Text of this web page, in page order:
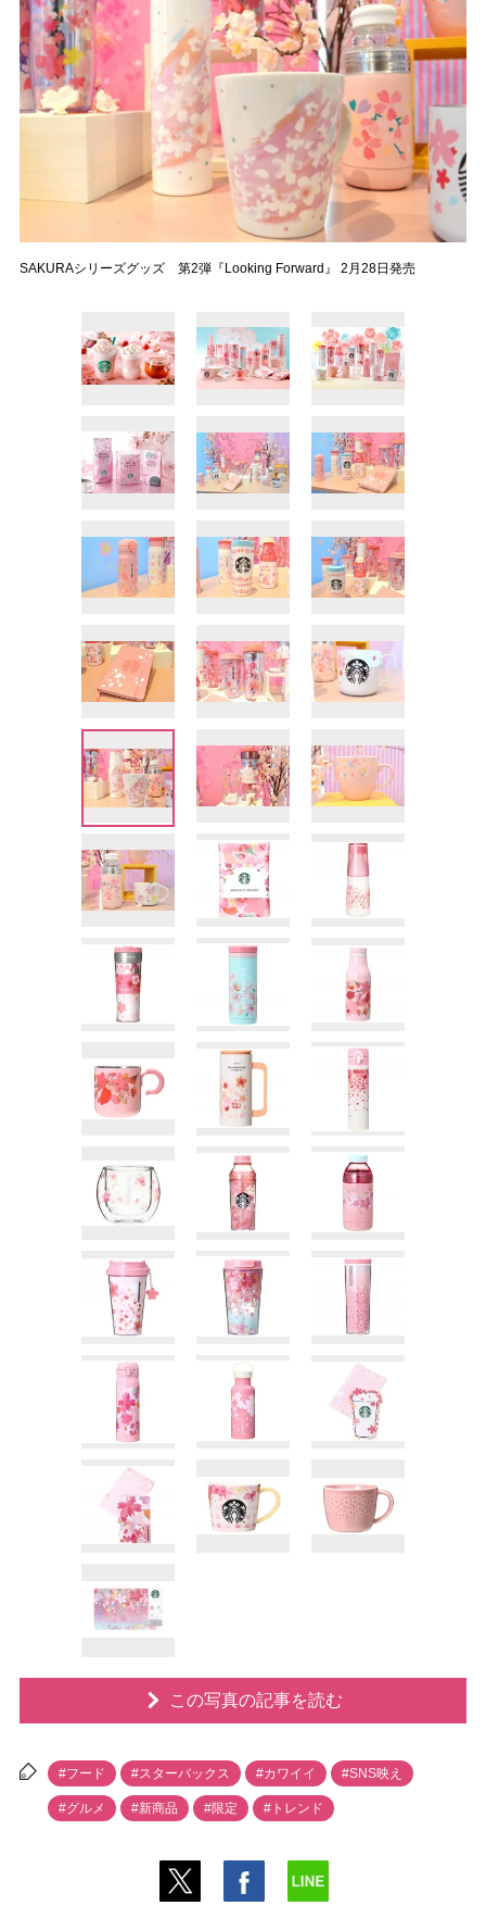
SAKURAシリーズグッズ 第2弾『Looking Forward』 2月28日発売
この写真の記事を読む
#フード #スターバックス #カワイイ #SNS映え
#グルメ #新商品 #限定 #トレンド